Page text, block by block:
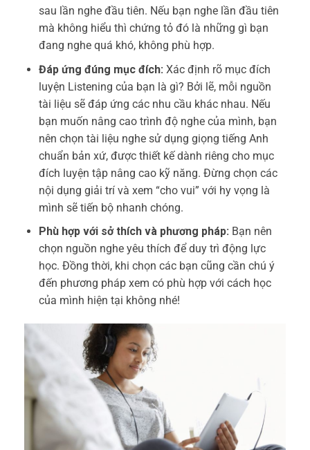
sau lần nghe đầu tiên. Nếu bạn nghe lần đầu tiên
mà không hiểu thì chứng tỏ đó là những gì bạn
đang nghe quá khó, không phù hợp.
Đáp ứng đúng mục đích: Xác định rõ mục đích
luyện Listening của bạn là gì? Bởi lẽ, mỗi nguồn
tài liệu sẽ đáp ứng các nhu cầu khác nhau. Nếu
bạn muốn nâng cao trình độ nghe của mình, bạn
nên chọn tài liệu nghe sử dụng giọng tiếng Anh
chuẩn bản xứ, được thiết kế dành riêng cho mục
đích luyện tập nâng cao kỹ năng. Đừng chọn các
nội dụng giải trí và xem “cho vui” với hy vọng là
mình sẽ tiến bộ nhanh chóng.
Phù hợp với sở thích và phương pháp: Bạn nên
chọn nguồn nghe yêu thích để duy trì động lực
học. Đồng thời, khi chọn các bạn cũng cần chú ý
đến phương pháp xem có phù hợp với cách học
của mình hiện tại không nhé!